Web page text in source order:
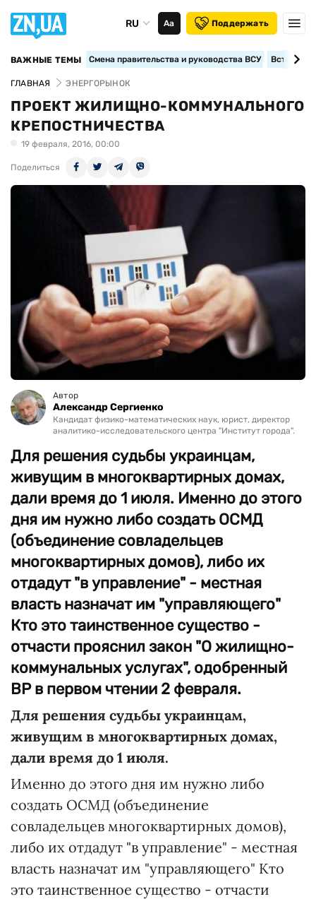
RU Аа Поддержать
ВАЖНЫЕ ТЕМЫ Смена правительства и руководства ВСУ
ГЛАВНАЯ ЭНЕРГОРЫНОК
ПРОЕКТ ЖИЛИЩНО-КОММУНАЛЬНОГО
КРЕПОСТНИЧЕСТВА
19 февраля, 2016, 00:00
Поделиться
Автор
Александр Сергиенко
Кандидат физико-математических наук, юрист, директор
аналитико-исследовательского центра "Институт города".
Для решения судьбы украинцам,
живущим в многоквартирных домах,
дали время до 1 июля. Именно до этого
дня им нужно либо создать ОСМД
(объединение совладельцев
многоквартирных домов), либо их
отдадут "в управление" - местная
власть назначат им "управляющего"
Кто это таинственное существо -
отчасти прояснил закон "О жилищно-
коммунальных услугах", одобренный
ВР в первом чтении 2 февраля.
Для решения судьбы украинцам,
живущим в многоквартирных домах,
дали время до 1 июля.
Именно до этого дня им нужно либо
создать ОСМД (объединение
совладельцев многоквартирных домов),
либо их отдадут "в управление" - местная
власть назначат им "управляющего" Кто
это таинственное существо - отчасти